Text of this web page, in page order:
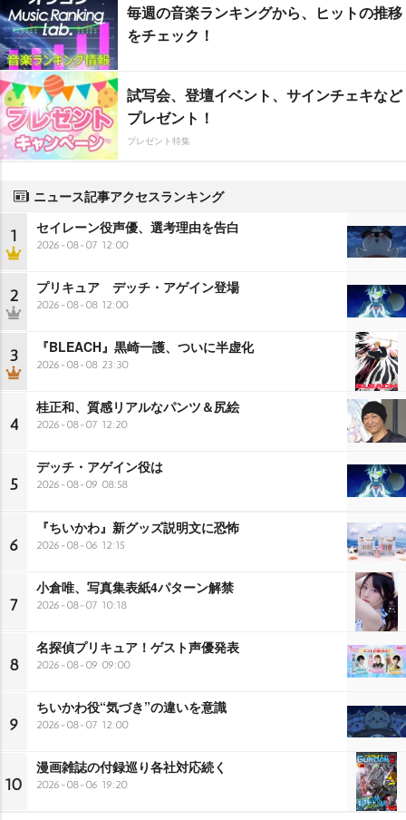
毎週の音楽ランキングから、ヒットの推移
をチェック！
試写会、登壇イベント、サインチェキなど
プレゼント！
プレゼント特集
ニュース記事アクセスランキング
1 セイレーン役声優、選考理由を告白
2026-08-07 12:00
2 プリキュア デッチ・アゲイン登場
2026-08-08 12:00
3 『BLEACH』黒崎一護、ついに半虚化
2026-08-08 23:30
4
桂正和、質感リアルなパンツ＆尻絵
2026-08-07 12:20
5
デッチ・アゲイン役は
2026-08-09 08:58
6
『ちいかわ』新グッズ説明文に恐怖
2026-08-06 12:15
7
小倉唯、写真集表紙4パターン解禁
2026-08-07 10:18
8
名探偵プリキュア！ゲスト声優発表
2026-08-09 09:00
9
ちいかわ役“気づき”の違いを意識
2026-08-07 12:00
10
漫画雑誌の付録巡り各社対応続く
2026-08-06 19:20